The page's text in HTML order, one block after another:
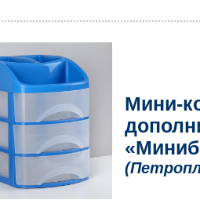
Мини-